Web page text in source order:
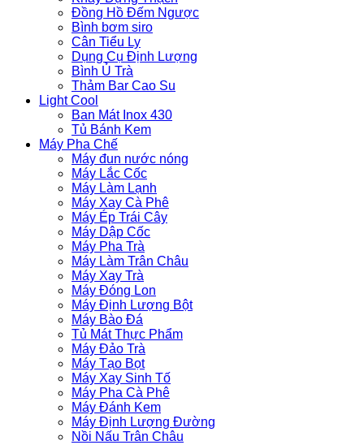
Đồng Hồ Đếm Ngược
Bình bơm siro
Cân Tiểu Ly
Dụng Cụ Định Lượng
Bình Ủ Trà
Thảm Bar Cao Su
Light Cool
Ban Mát Inox 430
Tủ Bánh Kem
Máy Pha Chế
Máy đun nước nóng
Máy Lắc Cốc
Máy Làm Lạnh
Máy Xay Cà Phê
Máy Ép Trái Cây
Máy Dập Cốc
Máy Pha Trà
Máy Làm Trân Châu
Máy Xay Trà
Máy Đóng Lon
Máy Định Lượng Bột
Máy Bào Đá
Tủ Mát Thực Phẩm
Máy Đảo Trà
Máy Tạo Bọt
Máy Xay Sinh Tố
Máy Pha Cà Phê
Máy Đánh Kem
Máy Định Lượng Đường
Nồi Nấu Trân Châu